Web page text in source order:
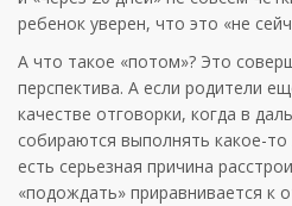
ребенок уверен, что это «не
А что такое «потом»? Это
перспектива. А если родители
качестве отговорки, когда в
собираются выполнять какое-
есть серьезная причина
«подождать» приравнивается к